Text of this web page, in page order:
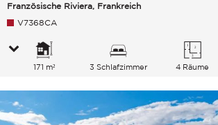
Französische Riviera, Frankreich
V7368CA
171 m² 3 Schlafzimmer 4 Räume